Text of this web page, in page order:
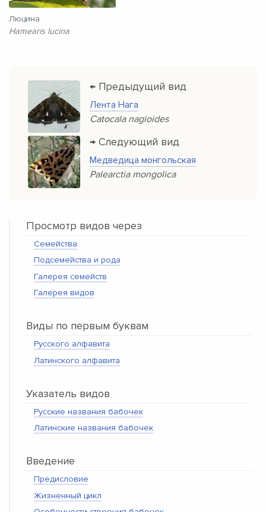
Люцина
Hamearis lucina
← Предыдущий вид
Лента Нага
Catocala nagioides
→ Следующий вид
Медведица монгольская
Palearctia mongolica
Просмотр видов через
Семейства
Подсемейства и рода
Галерея семейств
Галерея видов
Виды по первым буквам
Русского алфавита
Латинского алфавита
Указатель видов
Русские названия бабочек
Латинские названия бабочек
Введение
Предисловие
Жизненный цикл